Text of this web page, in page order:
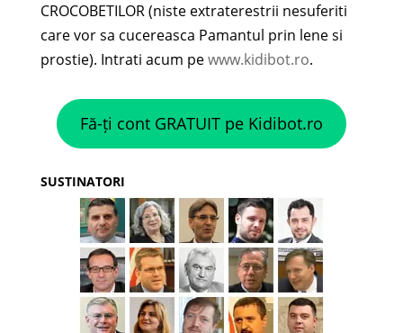
CROCOBETILOR (niste extraterestrii nesuferiti
care vor sa cucereasca Pamantul prin lene si
prostie). Intrati acum pewww.kidibot.ro.
Fă-ți cont GRATUIT pe Kidibot.ro
SUSTINATORI